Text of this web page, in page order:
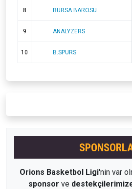
8 BURSA BAROSU
9 ANALYZERS
10 B.SPURS
Orions Basketbol Ligi'nin var
sponsor ve